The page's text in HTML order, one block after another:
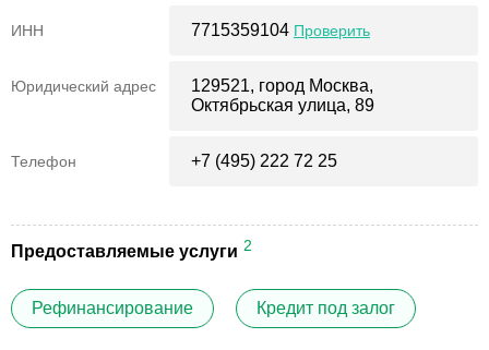
ИНН 7715359104 Проверить
Юридический адрес
129521, город Москва,
Октябрьская улица, 89
Телефон +7 (495) 222 72 25
Предоставляемые услуги 2
Рефинансирование Кредит под залог